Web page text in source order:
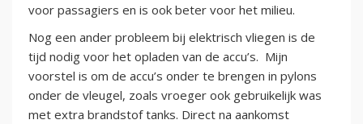
voor passagiers en is ook beter voor het milieu.
Nog een ander probleem bij elektrisch vliegen is de
tijd nodig voor het opladen van de accu’s. Mijn
voorstel is om de accu’s onder te brengen in pylons
onder de vleugel, zoals vroeger ook gebruikelijk was
met extra brandstof tanks. Direct na aankomst